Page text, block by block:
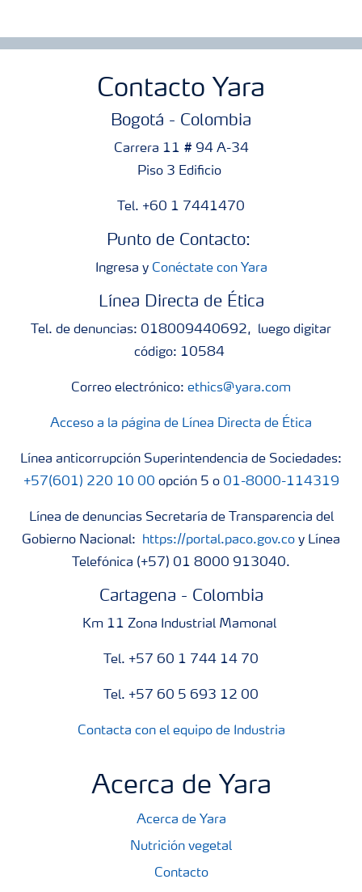
Contacto Yara
Bogotá - Colombia
Carrera 11 # 94 A-34
Piso 3 Edificio
Tel. +60 1 7441470
Punto de Contacto:
Ingresa y Conéctate con Yara
Línea Directa de Ética
Tel. de denuncias: 018009440692, luego digitar
código: 10584
Correo electrónico: ethics@yara.com
Acceso a la página de Línea Directa de Ética
Línea anticorrupción Superintendencia de Sociedades:
+57(601) 220 10 00 opción 5 o 01-8000-114319
Línea de denuncias Secretaría de Transparencia del
Gobierno Nacional:
https://portal.paco.gov.co y Línea
Telefónica (+57) 01 8000 913040.
Cartagena - Colombia
Km 11 Zona Industrial Mamonal
Tel. +57 60 1 744 14 70
Tel. +57 60 5 693 12 00
Contacta con el equipo de Industria
Acerca de Yara
Acerca de Yara
Nutrición vegetal
Contacto